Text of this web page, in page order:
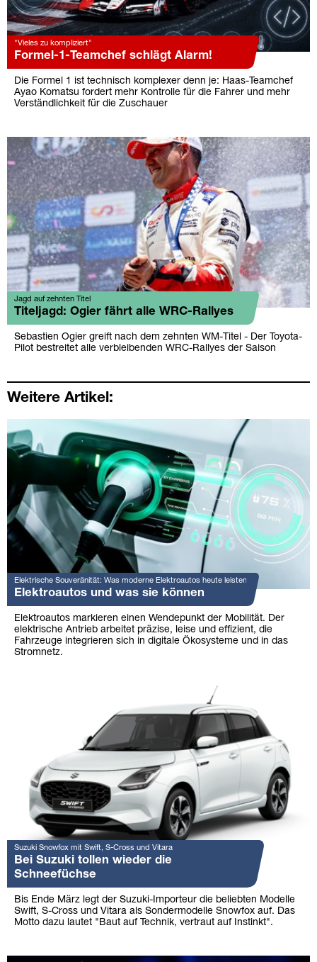
"Vieles zu kompliziert"
Formel-1-Teamchef schlägt Alarm!
Die Formel 1 ist technisch komplexer denn je: Haas-Teamchef
Ayao Komatsu fordert mehr Kontrolle für die Fahrer und mehr
Verständlichkeit für die Zuschauer
Jagd auf zehnten Titel
Titeljagd: Ogier fährt alle WRC-Rallyes
Sebastien Ogier greift nach dem zehnten WM-Titel - Der Toyota-
Pilot bestreitet alle verbleibenden WRC-Rallyes der Saison
Weitere Artikel:
Elektrische Souveränität: Was moderne Elektroautos heute leisten
Elektroautos und was sie können
Elektroautos markieren einen Wendepunkt der Mobilität. Der
elektrische Antrieb arbeitet präzise, leise und effizient, die
Fahrzeuge integrieren sich in digitale Ökosysteme und in das
Stromnetz.
Suzuki Snowfox mit Swift, S-Cross und Vitara
Bei Suzuki tollen wieder die
Schneefüchse
Bis Ende März legt der Suzuki-Importeur die beliebten Modelle
Swift, S-Cross und Vitara als Sondermodelle Snowfox auf. Das
Motto dazu lautet "Baut auf Technik, vertraut auf Instinkt".